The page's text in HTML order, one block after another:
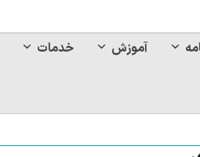
خدمات آموزش